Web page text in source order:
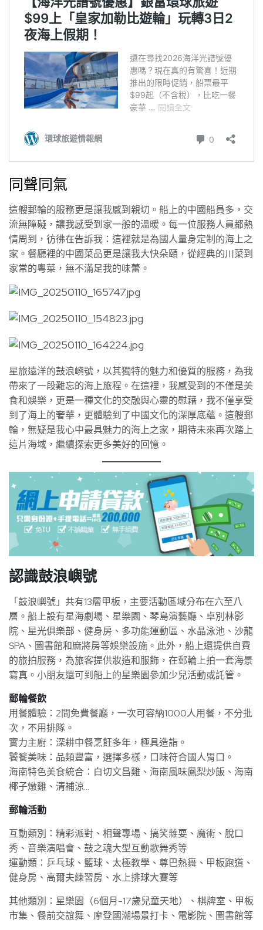
同聲同氣
這艘郵輪的服務更是讓我感到親切。船上的中國船員多，交
流無障礙，讓我感受到家一般的溫暖。每一位服務人員都熱
情周到，彷彿在告訴我：這裡就是為國人量身定制的海上之
家。餐廳裡的中國菜品更是讓我大快朵頤，從經典的川菜到
家常的粵菜，無不滿足我的味蕾。
星旅遠洋的鼓浪嶼號，以其獨特的魅力和優質的服務，為我
帶來了一段難忘的海上旅程。在這裡，我感受到的不僅是美
食和娛樂，更是一種文化的交融與心靈的慰藉，我不僅享受
到了海上的奢華，更體驗到了中國文化的深厚底蘊。這艘郵
輪，無疑是我心中最具魅力的海上之家，期待未來再次踏上
這片海域，繼續探索更多美好的回憶。
認識鼓浪嶼號
「鼓浪嶼號」共有13層甲板，主要活動區域分布在六至八
層。船上設有星海劇場、星樂園、琴島演藝廳、卓別林影
院、星光俱樂部、健身房、多功能運動區、水晶泳池、沙龍
SPA、圖書館和麻將房等娛樂設施。此外，船上還提供自費
的旅拍服務，為旅客提供妝造和服飾，在郵輪上拍一套海景
寫真。小朋友還可到船上的星樂園參加少兒活動或託管。
郵輪餐飲
用餐體驗：2間免費餐廳，一次可容納1000人用餐，不分批
次，不用排隊。
實力主廚：深耕中餐烹飪多年，極具造詣。
饕餮美味：品類豐富，選擇多樣，口味符合國人胃口。
海南特色美食統合：白切文昌雞、海南風味鳳梨炒飯、海南
椰子燉雞、清補涼…
郵輪活動
互動類別：精彩派對、相聲專場、搞笑雜耍、魔術、脫口
秀、音樂演唱會、鼓之魂大型互動歌舞秀等
運動類：乒乓球、籃球、太極教學、尊巴熱舞、甲板跑道、
健身房、高爾夫練習房、水上排球大賽等
其他類別：星樂園（6個月-17歲兒童天地）、棋牌室、甲板
市集、餐前交誼舞、摩登國潮場景打卡、電影院、圖書館等